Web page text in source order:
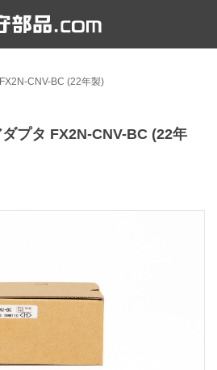
CNV-BC (22年製)
プタ FX2N-CNV-BC (22年